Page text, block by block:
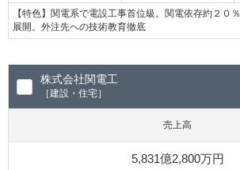
【特色】関電系で電設工事首位級。関電依存約２０
展開。外注先への技術教育徹底
株式会社関電工
［建設・住宅］
売上高
5,831億2,800万円